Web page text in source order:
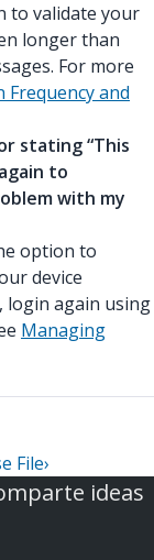
to validate your
longer than
For more
Frequency and
stating “This
to
with my
option to
device
login again using
Managing
File›
ideas